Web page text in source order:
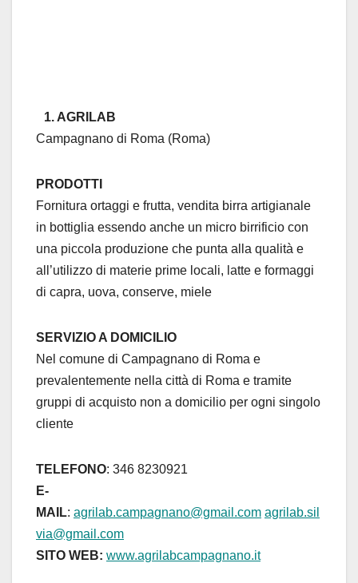
1. AGRILAB
Campagnano di Roma (Roma)
PRODOTTI
Fornitura ortaggi e frutta, vendita birra artigianale
in bottiglia essendo anche un micro birrificio con
una piccola produzione che punta alla qualità e
all’utilizzo di materie prime locali, latte e formaggi
di capra, uova, conserve, miele
SERVIZIO A DOMICILIO
Nel comune di Campagnano di Roma e
prevalentemente nella città di Roma e tramite
gruppi di acquisto non a domicilio per ogni singolo
cliente
TELEFONO: 346 8230921
E-
MAIL: agrilab.campagnano@gmail.com agrilab.sil
via@gmail.com
SITO WEB: www.agrilabcampagnano.it